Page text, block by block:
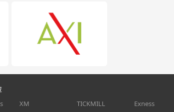
XM TICKMILL Exness